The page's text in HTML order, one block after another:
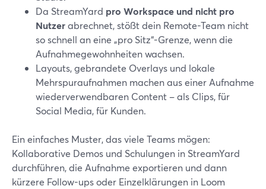
Da StreamYard pro Workspace und nicht pro
Nutzerabrechnet, stößt dein Remote-Team nicht
so schnell an eine „pro Sitz“-Grenze, wenn die
Aufnahmegewohnheiten wachsen.
Layouts, gebrandete Overlays und lokale
Mehrspuraufnahmen machen aus einer Aufnahme
wiederverwendbaren Content – als Clips, für
Social Media, für Kunden.
Ein einfaches Muster, das viele Teams mögen:
Kollaborative Demos und Schulungen in StreamYard
durchführen, die Aufnahme exportieren und dann
kürzere Follow-ups oder Einzelklärungen in Loom